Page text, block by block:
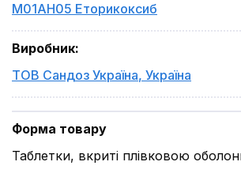
M01AH05 Еторикоксиб
Виробник:
ТОВ Сандоз Україна, Україна
Форма товару
Таблетки, вкриті плівковою